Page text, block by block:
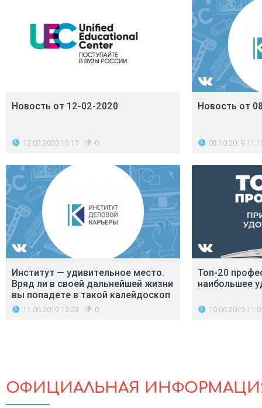
Новость от 12-02-2020
12.02.2020 15:17 0
Новость от
08.10.2019
Институт — удивительное место.
Вряд ли в своей дальнейшей жизни
вы попадете в такой калейдоскоп
11.06.2019 12:23 0
Топ-20
наибольшее
10.06.2019
ОФИЦИАЛЬНАЯ